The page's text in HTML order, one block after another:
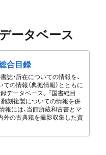
ータベース
合目録
誌・所在についての情報を、
ての情報（典拠情報）とともに
データベース。『国書総目
翻刻複製についての情報を併
報には、当館所蔵和古書とマ
外の古典籍を撮影収集した資